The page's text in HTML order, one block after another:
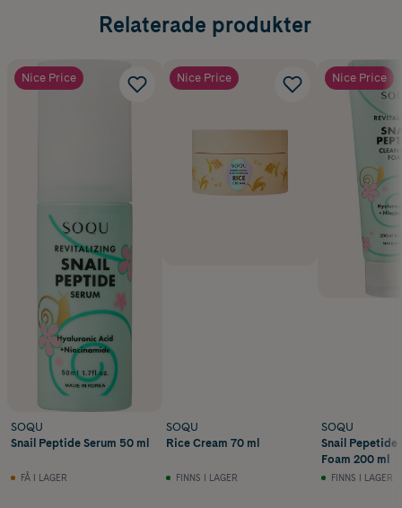
Relaterade produkter
Nice Price
SOQU
Snail Peptide Serum 50 ml
FÅ I LAGER
Nice Price
SOQU
Rice Cream 70 ml
FINNS I LAGER
Nice Price
SOQU
Snail Pepetide
Foam 200 ml
FINNS I LAGER